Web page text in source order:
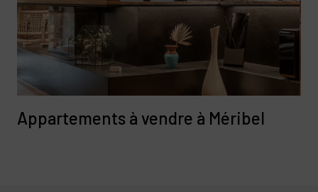
Appartements à vendre à Méribel